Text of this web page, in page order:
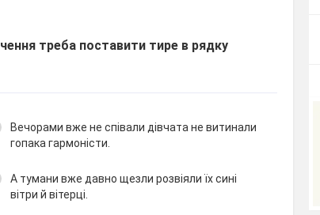
треба поставити тире в рядку
Вечорами вже не співали дівчата не витинали
гопака гармоністи.
А тумани вже давно щезли розвіяли їх сині
вітри й вітерці.